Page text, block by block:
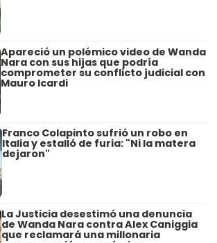
Apareció un polémico video de Wanda
Nara con sus hijas que podría
comprometer su conflicto judicial con
Mauro Icardi
Franco Colapinto sufrió un robo en
Italia y estalló de furia: "Ni la matera
dejaron"
La Justicia desestimó una denuncia
de Wanda Nara contra Alex Caniggia
que reclamará una millonaria